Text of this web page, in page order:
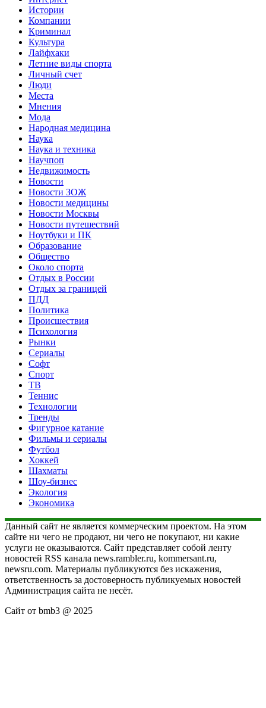
Истории
Компании
Криминал
Культура
Лайфхаки
Летние виды спорта
Личный счет
Люди
Места
Мнения
Мода
Народная медицина
Наука
Наука и техника
Научпоп
Недвижимость
Новости
Новости ЗОЖ
Новости медицины
Новости Москвы
Новости путешествий
Ноутбуки и ПК
Образование
Общество
Около спорта
Отдых в России
Отдых за границей
ПДД
Политика
Происшествия
Психология
Рынки
Сериалы
Софт
Спорт
ТВ
Теннис
Технологии
Тренды
Фигурное катание
Фильмы и сериалы
Футбол
Хоккей
Шахматы
Шоу-бизнес
Экология
Экономика
Данный сайт не является коммерческим проектом. На этом
сайте ни чего не продают, ни чего не покупают, ни какие
услуги не оказываются. Сайт представляет собой ленту
новостей RSS канала news.rambler.ru, kommersant.ru,
newsru.com. Материалы публикуются без искажения,
ответственность за достоверность публикуемых новостей
Администрация сайта не несёт.
Сайт от bmb3 @ 2025